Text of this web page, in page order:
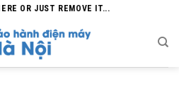
OR JUST REMOVE IT...